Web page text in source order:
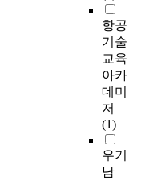
항공
기술
교육
아카
데미
저
(1)
우기
남